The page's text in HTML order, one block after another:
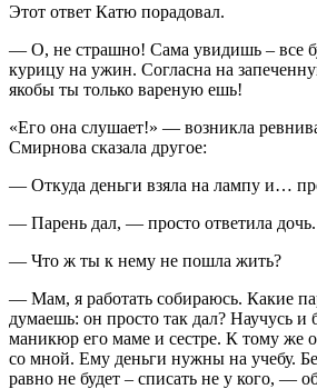
Этот ответ Катю порадовал.
— О, не страшно! Сама увидишь – все
курицу на ужин. Согласна на
якобы ты только вареную ешь!
«Его она слушает!» — возникла
Смирнова сказала другое:
— Откуда деньги взяла на лампу и…
— Парень дал, — просто ответила дочь.
— Что ж ты к нему не пошла жить?
— Мам, я работать собираюсь. Какие
думаешь: он просто так дал? Научусь и
маникюр его маме и сестре. К тому же
со мной. Ему деньги нужны на учебу.
равно не будет – списать не у кого, —